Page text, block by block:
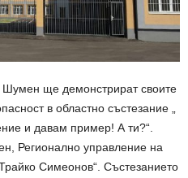
Шумен ще демонстрират своите
в областно състезание „
и давам пример! А ти?“.
Регионално управление на
Симеонов“. Състезанието